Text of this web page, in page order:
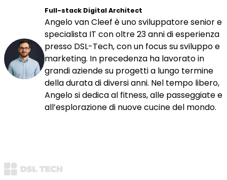
Full-stack Digital Architect
Angelo van Cleef è uno sviluppatore senior e
specialista IT con oltre 23 anni di esperienza
presso DSL-Tech, con un focus su sviluppo e
marketing. In precedenza ha lavorato in
grandi aziende su progetti a lungo termine
della durata di diversi anni. Nel tempo libero,
Angelo si dedica al fitness, alle passeggiate e
all’esplorazione di nuove cucine del mondo.